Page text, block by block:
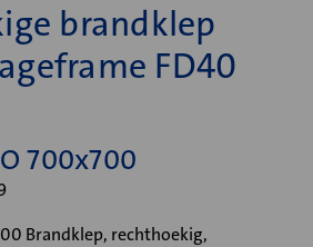
brandklep
FD40
700x700
Brandklep, rechthoekig,